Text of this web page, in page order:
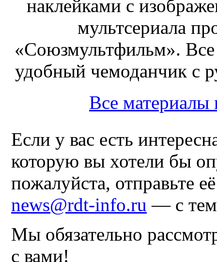
наклейками с
мультсериала
«Союзмультфильм».
удобный чемоданчик с
Все
Если у вас есть
которую вы хотели бы
пожалуйста, отправьте
news@rdt-info.ru — с
Мы обязательно
с вами!